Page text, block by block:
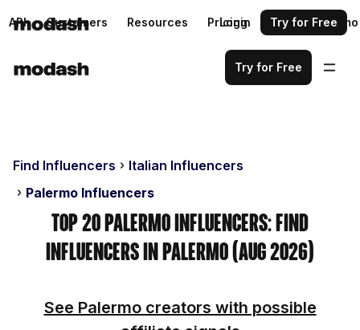
API Customers Resources Pricing Request a demo
Login Try for Free
Try for Free
Find Influencers
Italian Influencers
Palermo Influencers
Top 20 Palermo Influencers: Find
Influencers in Palermo (Aug 2026)
See Palermo creators with possible